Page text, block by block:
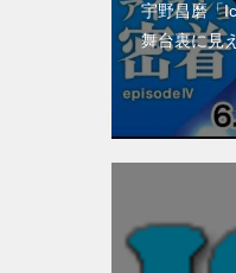
宇野昌磨「
舞台裏に見